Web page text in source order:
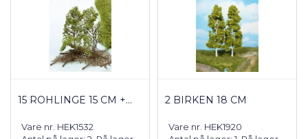
15 ROHLINGE 15 CM +...
Vare nr. HEK1532
2 BIRKEN 18 CM
Vare nr. HEK1920